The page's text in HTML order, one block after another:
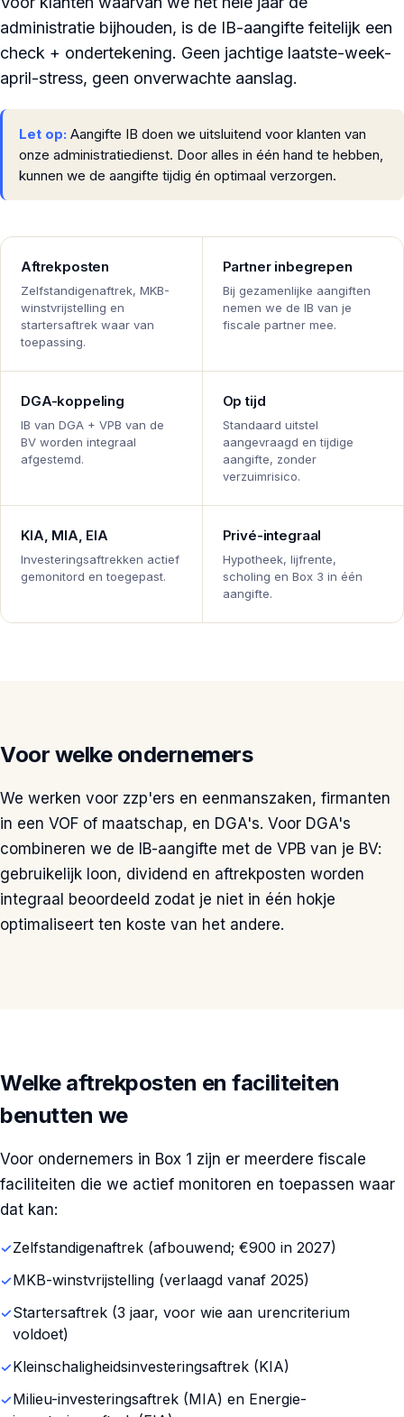
administratie bijhouden, is de IB-aangifte feitelijk een
check + ondertekening. Geen jachtige laatste-week-
april-stress, geen onverwachte aanslag.
Let op: Aangifte IB doen we uitsluitend voor klanten van
onze administratiedienst. Door alles in één hand te hebben,
kunnen we de aangifte tijdig én optimaal verzorgen.
Aftrekposten
Zelfstandigenaftrek, MKB-
winstvrijstelling en
startersaftrek waar van
toepassing.
Partner inbegrepen
Bij gezamenlijke aangiften
nemen we de IB van je
fiscale partner mee.
DGA-koppeling
IB van DGA + VPB van de
BV worden integraal
afgestemd.
Op tijd
Standaard uitstel
aangevraagd en tijdige
aangifte, zonder
verzuimrisico.
KIA, MIA, EIA
Investeringsaftrekken actief
gemonitord en toegepast.
Privé-integraal
Hypotheek, lijfrente,
scholing en Box 3 in één
aangifte.
Voor welke ondernemers
We werken voor zzp'ers en eenmanszaken, firmanten
in een VOF of maatschap, en DGA's. Voor DGA's
combineren we de IB-aangifte met de VPB van je BV:
gebruikelijk loon, dividend en aftrekposten worden
integraal beoordeeld zodat je niet in één hokje
optimaliseert ten koste van het andere.
Welke aftrekposten en faciliteiten
benutten we
Voor ondernemers in Box 1 zijn er meerdere fiscale
faciliteiten die we actief monitoren en toepassen waar
dat kan:
Zelfstandigenaftrek (afbouwend; €900 in 2027)
MKB-winstvrijstelling (verlaagd vanaf 2025)
Startersaftrek (3 jaar, voor wie aan urencriterium
voldoet)
Kleinschaligheidsinvesteringsaftrek (KIA)
Milieu-investeringsaftrek (MIA) en Energie-